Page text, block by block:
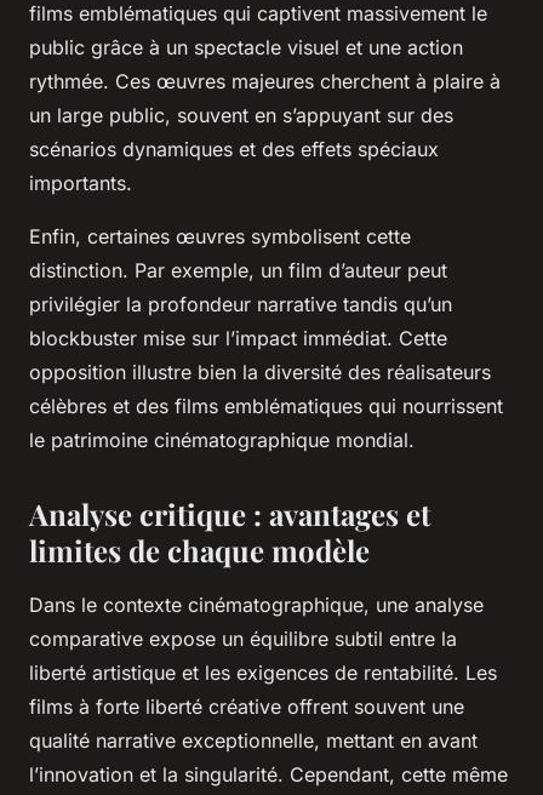
films emblématiques qui captivent massivement le
public grâce à un spectacle visuel et une action
rythmée. Ces œuvres majeures cherchent à plaire à
un large public, souvent en s’appuyant sur des
scénarios dynamiques et des effets spéciaux
importants.
Enfin, certaines œuvres symbolisent cette
distinction. Par exemple, un film d’auteur peut
privilégier la profondeur narrative tandis qu’un
blockbuster mise sur l’impact immédiat. Cette
opposition illustre bien la diversité des réalisateurs
célèbres et des films emblématiques qui nourrissent
le patrimoine cinématographique mondial.
Analyse critique : avantages et
limites de chaque modèle
Dans le contexte cinématographique, une analyse
comparative expose un équilibre subtil entre la
liberté artistique et les exigences de rentabilité. Les
films à forte liberté créative offrent souvent une
qualité narrative exceptionnelle, mettant en avant
l’innovation et la singularité. Cependant, cette même